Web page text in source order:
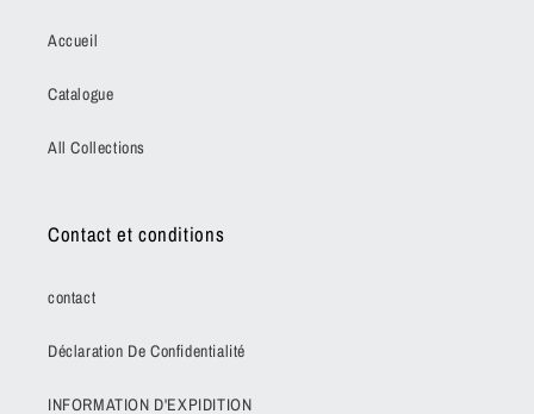
Accueil
Catalogue
All Collections
Contact et conditions
contact
Déclaration De Confidentialité
INFORMATION D'EXPIDITION